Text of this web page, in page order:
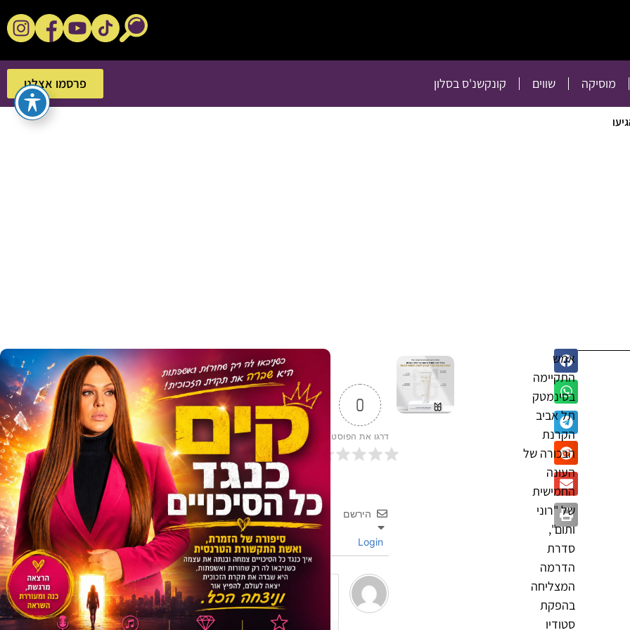
מוסיקה שווים קונקשנ'ס בסלון פרסמו אצלנו
פרסמו אצלנו
אמש
התקיימה
בסינמטק
תל אביב
הקרנת
הבכורה של
העונה
החמישית
של "רוני
ותום",
סדרת
הדרמה
המצליחה
בהפקת
סטודיו
0
דרגו את הפוסט
הירשם